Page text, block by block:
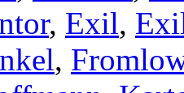
, Exil,
,